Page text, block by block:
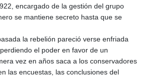
encargado de la gestión del grupo
se mantiene secreto hasta que se
la rebelión pareció verse enfriada
el poder en favor de un
vez en años saca a los conservadores
las encuestas, las conclusiones del